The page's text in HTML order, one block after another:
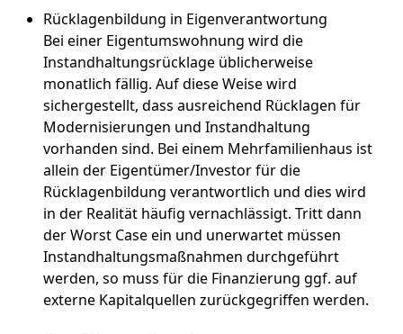
Rücklagenbildung in Eigenverantwortung
Bei einer Eigentumswohnung wird die
Instandhaltungsrücklage üblicherweise
monatlich fällig. Auf diese Weise wird
sichergestellt, dass ausreichend Rücklagen für
Modernisierungen und Instandhaltung
vorhanden sind. Bei einem Mehrfamilienhaus ist
allein der Eigentümer/Investor für die
Rücklagenbildung verantwortlich und dies wird
in der Realität häufig vernachlässigt. Tritt dann
der Worst Case ein und unerwartet müssen
Instandhaltungsmaßnahmen durchgeführt
werden, so muss für die Finanzierung ggf. auf
externe Kapitalquellen zurückgegriffen werden.